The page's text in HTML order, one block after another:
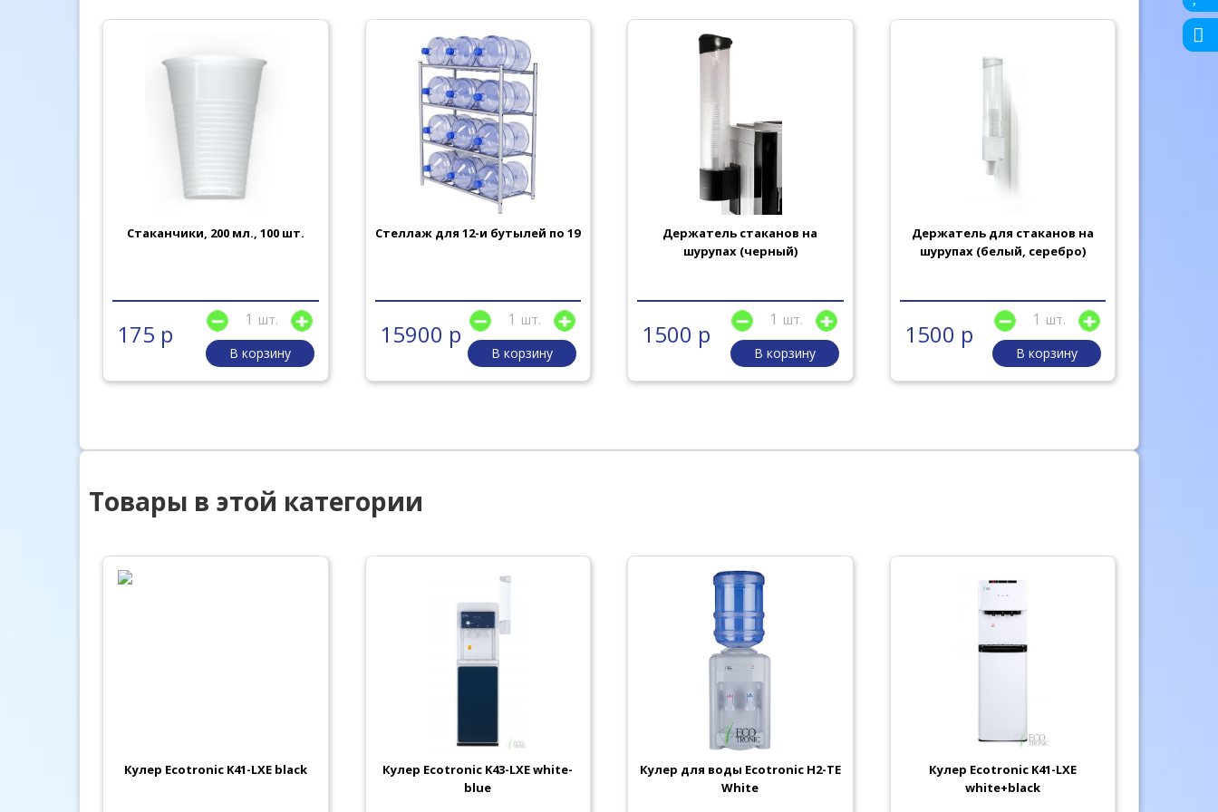
Стаканчики, 200 мл., 100 шт.
175 р
шт.
В корзину
Стеллаж для 12-и бутылей по 19
15900 р
шт.
В корзину
Держатель стаканов на
шурупах (черный)
1500 р
шт.
В корзину
Держатель для стаканов на
шурупах (белый, серебро)
1500 р
шт.
В корзину
Товары в этой категории
Кулер Ecotronic K41-LXE black
Кулер Ecotronic K43-LXE white-
blue
Кулер для воды Ecotronic H2-TE
White
Кулер Ecotronic K41-LXE
white+black